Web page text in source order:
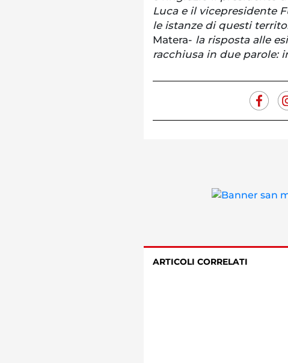
Luca e il vicepresidente
le istanze di questi
Matera- la risposta alle
racchiusa in due parole:
ARTICOLI CORRELATI